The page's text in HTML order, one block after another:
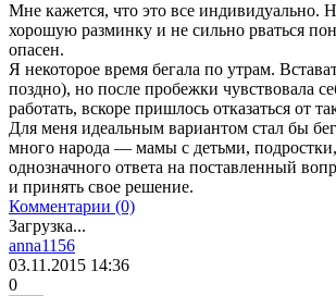
Мне кажется, что это все индивидуально.
хорошую разминку и не сильно рваться
опасен.
Я некоторое время бегала по утрам.
поздно), но после пробежки чувствовала
работать, вскоре пришлось отказаться от
Для меня идеальным вариантом стал бы
много народа — мамы с детьми, подростки,
однозначного ответа на поставленный
и принять свое решение.
Комментарии (0)
Загрузка...
anna1156
03.11.2015 14:36
0